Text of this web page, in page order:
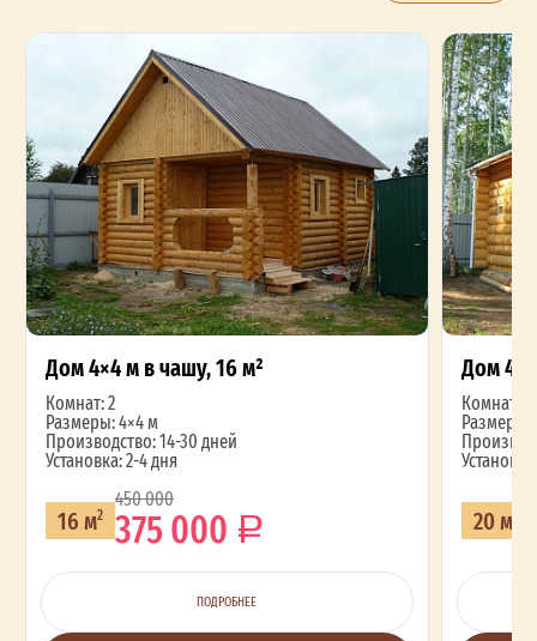
Дом 4×4 м в чашу, 16 м²
Комнат: 2
Размеры: 4×4 м
Производство: 14-30 дней
Установка: 2-4 дня
16 м2
450 000
375 000
ПОДРОБНЕЕ
Дом
Комнат: 2
Размеры:
20 м